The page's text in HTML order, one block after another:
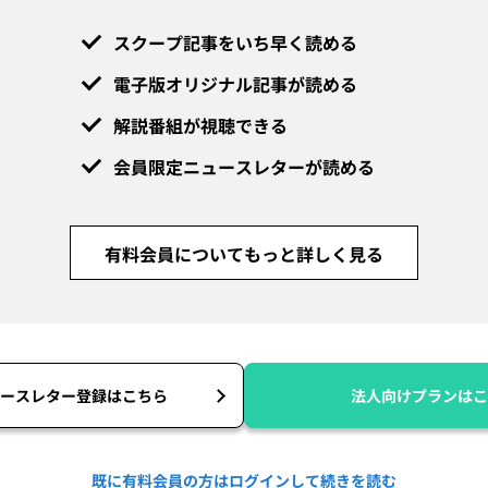
スクープ記事をいち早く読める
電子版オリジナル記事が読める
解説番組が視聴できる
会員限定ニュースレターが読める
有料会員についてもっと詳しく見る
スレター登録はこちら 法人向けプランは
既に有料会員の方はログインして続きを読む